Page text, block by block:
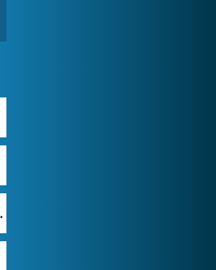
verze